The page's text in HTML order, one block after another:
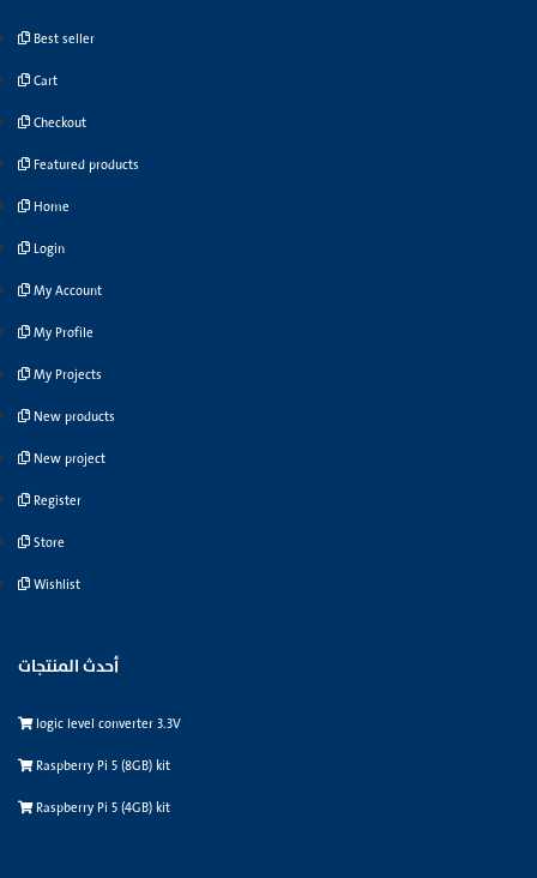
Best seller
Cart
Checkout
Featured products
Home
Login
My Account
My Profile
My Projects
New products
New project
Register
Store
Wishlist
أحدث المنتجات
logic level converter 3.3V
Raspberry Pi 5 (8GB) kit
Raspberry Pi 5 (4GB) kit